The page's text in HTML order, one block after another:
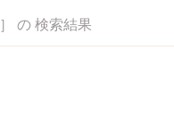
］ の 検索結果